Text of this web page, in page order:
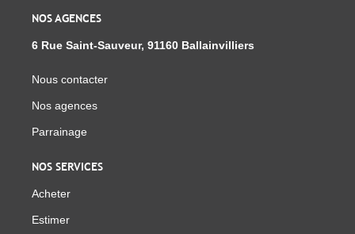
NOS AGENCES
6 Rue Saint-Sauveur, 91160 Ballainvilliers
Nous contacter
Nos agences
Parrainage
NOS SERVICES
Acheter
Estimer